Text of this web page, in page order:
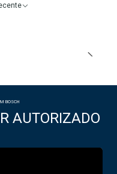
BOSCH
AUTORIZADO